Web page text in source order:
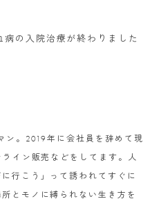
病の入院治療が終わりました
ン。2019年に会社員を辞めて現
イン販売などをしてます。人
行こう」って誘われてすぐに
とモノに縛られない生き方を